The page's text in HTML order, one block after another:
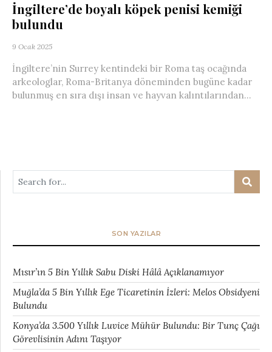
İngiltere’de boyalı köpek penisi kemiği
bulundu
9 Ocak 2025
İngiltere’nin Surrey kentindeki bir Roma taş ocağında
arkeologlar, Roma-Britanya döneminden bugüne kadar
bulunmuş en sıra dışı insan ve hayvan kalıntılarından...
SON YAZILAR
Mısır’ın 5 Bin Yıllık Sabu Diski Hâlâ Açıklanamıyor
Muğla’da 5 Bin Yıllık Ege Ticaretinin İzleri: Melos Obsidyeni
Bulundu
Konya’da 3.500 Yıllık Luvice Mühür Bulundu: Bir Tunç Çağı
Görevlisinin Adını Taşıyor